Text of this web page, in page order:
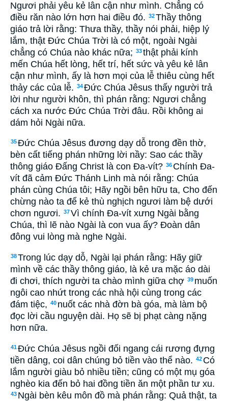
Ngươi phải yêu kẻ lân cận như mình. Chẳng có
điều răn nào lớn hơn hai điều đó. 32Thầy thông
giáo trả lời rằng: Thưa thầy, thầy nói phải, hiệp lý
lắm, thật Ðức Chúa Trời là có một, ngoài Ngài
chẳng có Chúa nào khác nữa; 33thật phải kính
mến Chúa hết lòng, hết trí, hết sức và yêu kẻ lân
cận như mình, ấy là hơn mọi của lễ thiêu cùng hết
thảy các của lễ. 34Ðức Chúa Jêsus thấy người trả
lời như người khôn, thì phán rằng: Ngươi chẳng
cách xa nước Ðức Chúa Trời đâu. Rồi không ai
dám hỏi Ngài nữa.
35Ðức Chúa Jêsus đương dạy dỗ trong đền thờ,
bèn cất tiếng phán những lời nầy: Sao các thầy
thông giáo Ðấng Christ là con Ða-vít? 36 Chính Ða-
vít đã cảm Ðức Thánh Linh mà nói rằng: Chúa
phán cùng Chúa tôi; Hãy ngồi bên hữu ta, Cho đến
chừng nào ta để kẻ thù nghịch ngươi làm bệ dưới
chơn ngươi. 37Vì chính Ða-vít xưng Ngài bằng
Chúa, thì lẽ nào Ngài là con vua ấy? Ðoàn dân
đông vui lòng mà nghe Ngài.
38Trong lúc dạy dỗ, Ngài lại phán rằng: Hãy giữ
mình về các thầy thông giáo, là kẻ ưa mặc áo dài
đi chơi, thích người ta chào mình giữa chợ 39 muốn
ngôi cao nhứt trong các nhà hội cùng trong các
đám tiệc, 40 nuốt các nhà đờn bà góa, mà làm bộ
đọc lời cầu nguyện dài. Họ sẽ bị phạt càng nặng
hơn nữa.
41Ðức Chúa Jêsus ngồi đối ngang cái rương đựng
tiền dâng, coi dân chúng bỏ tiền vào thể nào. 42 Có
lắm người giàu bỏ nhiều tiền; cũng có một mụ góa
nghèo kia đến bỏ hai đồng tiền ăn một phần tư xu.
43 Ngài bèn kêu môn đồ mà phán rằng: Quả thật, ta